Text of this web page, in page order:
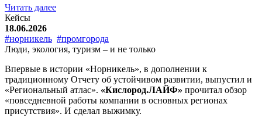
Читать далее
Кейсы
18.06.2026
#норникель #промгорода
Люди, экология, туризм – и не только
Впервые в истории «Норникель», в дополнении к
традиционному Отчету об устойчивом развитии, выпустил и
«Региональный атлас». «Кислород.ЛАЙФ» прочитал обзор
«повседневной работы компании в основных регионах
присутствия». И сделал выжимку.